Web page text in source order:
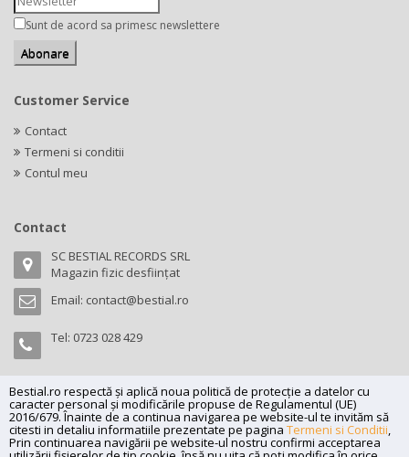
Bestial.ro respectă și aplică noua politică de protecție a datelor cu
caracter personal și modificările propuse de Regulamentul (UE)
2016/679. Înainte de a continua navigarea pe website-ul te invităm să
citesti in detaliu informatiile prezentate pe pagina Termeni si Conditii,
Prin continuarea navigării pe website-ul nostru confirmi acceptarea
Sunt de acord sa primesc newslettere
Customer Service
Contact
Termeni si conditii
Contul meu
Contact
SC BESTIAL RECORDS SRL
Magazin fizic desființat
Email: contact@bestial.ro
Tel: 0723 028 429
Copyright (C) 2026bestial.ro -All rights reserved.
SC BESTIAL RECORDS SRL, Nr. R.C.: J35/345/2005, C.U.I.: RO17197870,
Adresa: Magazin fizic desființat